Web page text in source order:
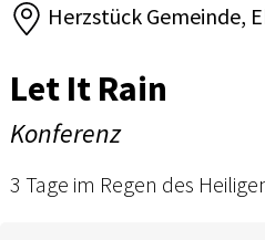
Herzstück Gemeinde,
Let It Rain
Konferenz
3 Tage im Regen des